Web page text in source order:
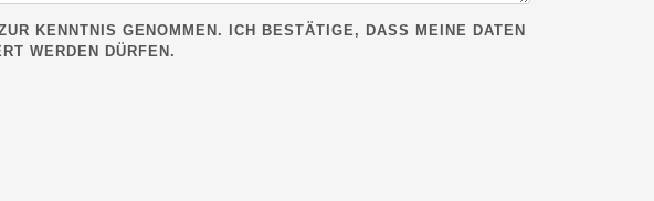
KENNTNIS GENOMMEN. ICH BESTÄTIGE, DASS MEINE DATEN
WERDEN DÜRFEN.